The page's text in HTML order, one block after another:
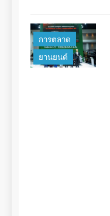
การตลาด
ยานยนต์